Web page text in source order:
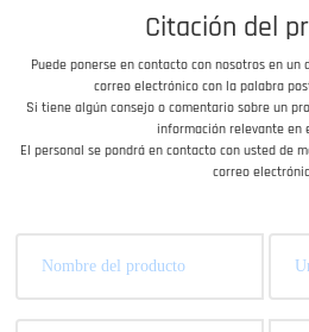
Citación del
Puede ponerse en contacto con nosotros en un
correo electrónico con la palabra
Si tiene algún consejo o comentario sobre un
información relevante en
El personal se pondrá en contacto con usted de
correo